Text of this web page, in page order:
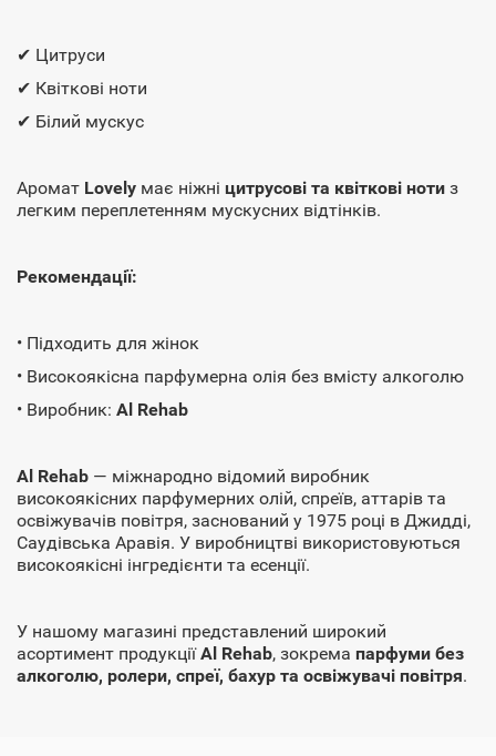
✔ Цитруси
✔ Квіткові ноти
✔ Білий мускус
Аромат Lovely має ніжні цитрусові та квіткові ноти з
легким переплетенням мускусних відтінків.
Рекомендації:
• Підходить для жінок
• Високоякісна парфумерна олія без вмісту алкоголю
• Виробник: Al Rehab
Al Rehab — міжнародно відомий виробник
високоякісних парфумерних олій, спреїв, аттарів та
освіжувачів повітря, заснований у 1975 році в Джидді,
Саудівська Аравія. У виробництві використовуються
високоякісні інгредієнти та есенції.
У нашому магазині представлений широкий
асортимент продукціїAl Rehab, зокрема парфуми без
алкоголю, ролери, спреї, бахур та освіжувачі повітря.